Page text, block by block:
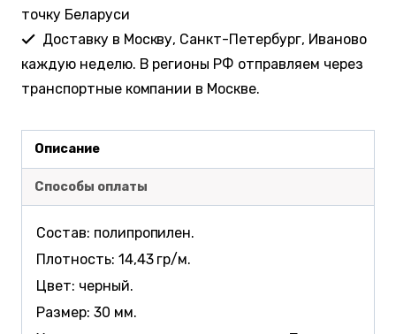
точку Беларуси
Доставку в Москву, Санкт-Петербург, Иваново
каждую неделю. В регионы РФ отправляем через
транспортные компании в Москве.
Описание
Способы оплаты
Состав: полипропилен.
Плотность: 14,43 гр/м.
Цвет: черный.
Размер: 30 мм.